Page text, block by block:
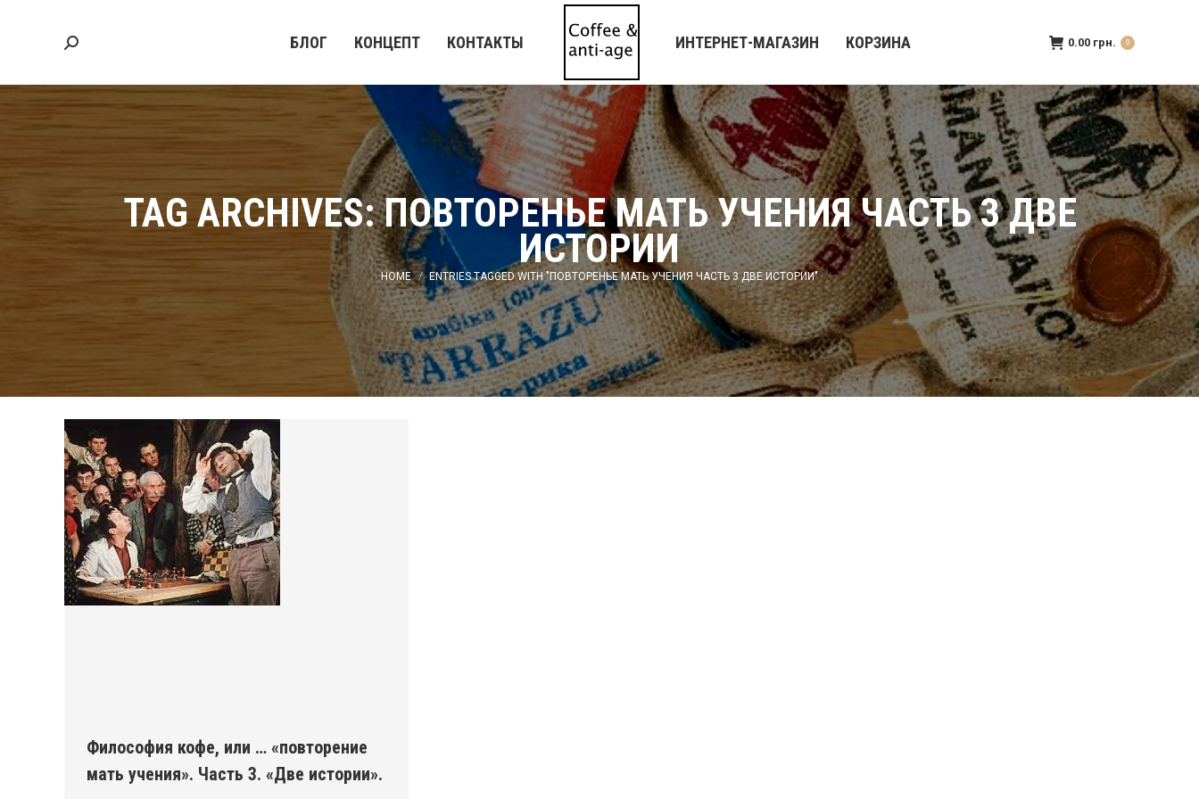
БЛОГ КОНЦЕПТ КОНТАКТЫ
Search: ИНТЕРНЕТ-МАГАЗИН КОРЗИНА 0.00 грн. 0
TAG ARCHIVES:ПОВТОРЕНЬЕ МАТЬ УЧЕНИЯ ЧАСТЬ 3 ДВЕ
ИСТОРИИ
You are here:
HOME ENTRIES TAGGED WITH "ПОВТОРЕНЬЕ МАТЬ УЧЕНИЯ ЧАСТЬ 3 ДВЕ ИСТОРИИ"
Философия кофе, или … «повторение
мать учения». Часть 3. «Две истории».